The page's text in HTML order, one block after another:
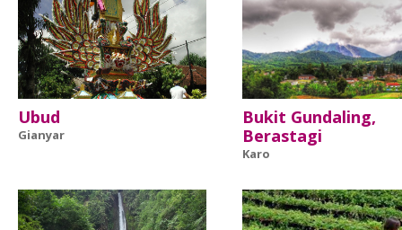
Ubud
Gianyar
Bukit Gundaling,
Berastagi
Karo